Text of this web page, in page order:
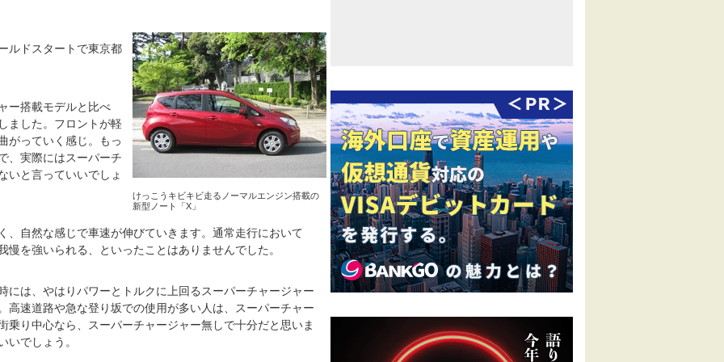
けっこうキビキビ走るノーマルエンジン搭載の
新型ノート「X」
ドスタートで東京都
ー搭載モデルと比べ
ました。フロントが軽
がっていく感じ。もっ
、実際にはスーパーチ
いと言っていいでしょ
、自然な感じで車速が伸びていきます。通常走行において
を強いられる、といったことはありませんでした。
には、やはりパワーとトルクに上回るスーパーチャージャー
高速道路や急な登り坂での使用が多い人は、スーパーチャー
乗り中心なら、スーパーチャージャー無しで十分だと思いま
いでしょう。